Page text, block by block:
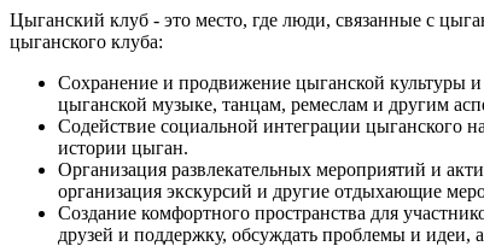
Цыганский клуб - это место, где люди, связанные с
цыганского клуба:
Сохранение и продвижение цыганской культуры
цыганской музыке, танцам, ремеслам и другим
Содействие социальной интеграции цыганского
истории цыган.
Организация развлекательных мероприятий и
организация экскурсий и другие отдыхающие
Создание комфортного пространства для
друзей и поддержку, обсуждать проблемы и идеи,